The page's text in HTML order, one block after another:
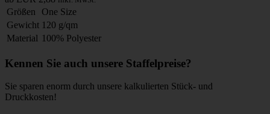
Größen
One Size
Gewicht 120 g/qm
Material 100% Polyester
Kennen Sie auch unsere Staffelpreise?
Sie sparen enorm durch unsere kalkulierten Stück- und
Druckkosten!